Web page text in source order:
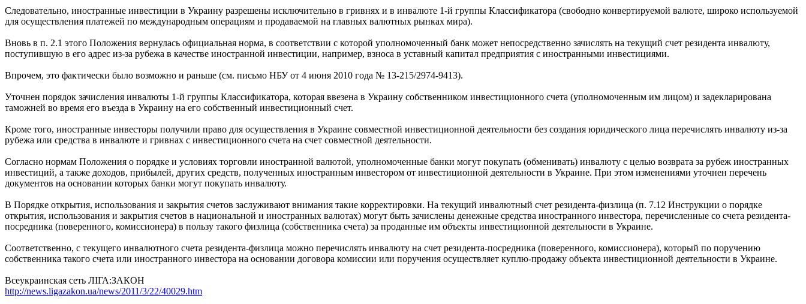
Следовательно, иностранные инвестиции в Украину разрешены исключительно в гривнях и в инвалюте 1-й группы Классификатора (свободно конвертируемой валюте, широко используемой
для осуществления платежей по международным операциям и продаваемой на главных валютных рынках мира).
Вновь в п. 2.1 этого Положения вернулась официальная норма, в соответствии с которой уполномоченный банк может непосредственно зачислять на текущий счет резидента инвалюту,
поступившую в его адрес из-за рубежа в качестве иностранной инвестиции, например, взноса в уставный капитал предприятия с иностранными инвестициями.
Впрочем, это фактически было возможно и раньше (см. письмо НБУ от 4 июня 2010 года № 13-215/2974-9413).
Уточнен порядок зачисления инвалюты 1-й группы Классификатора, которая ввезена в Украину собственником инвестиционного счета (уполномоченным им лицом) и задекларирована
таможней во время его въезда в Украину на его собственный инвестиционный счет.
Кроме того, иностранные инвесторы получили право для осуществления в Украине совместной инвестиционной деятельности без создания юридического лица перечислять инвалюту из-за
рубежа или средства в инвалюте и гривнах с инвестиционного счета на счет совместной деятельности.
Согласно нормам Положения о порядке и условиях торговли иностранной валютой, уполномоченные банки могут покупать (обменивать) инвалюту с целью возврата за рубеж иностранных
инвестиций, а также доходов, прибылей, других средств, полученных иностранным инвестором от инвестиционной деятельности в Украине. При этом изменениями уточнен перечень
документов на основании которых банки могут покупать инвалюту.
В Порядке открытия, использования и закрытия счетов заслуживают внимания такие корректировки. На текущий инвалютный счет резидента-физлица (п. 7.12 Инструкции о порядке
открытия, использования и закрытия счетов в национальной и иностранных валютах) могут быть зачислены денежные средства иностранного инвестора, перечисленные со счета резидента-
посредника (поверенного, комиссионера) в пользу такого физлица (собственника счета) за проданные им объекты инвестиционной деятельности в Украине.
Соответственно, с текущего инвалютного счета резидента-физлица можно перечислять инвалюту на счет резидента-посредника (поверенного, комиссионера), который по поручению
собственника такого счета или иностранного инвестора на основании договора комиссии или поручения осуществляет куплю-продажу объекта инвестиционной деятельности в Украине.
Всеукраинская сеть ЛІГА:ЗАКОН
http://news.ligazakon.ua/news/2011/3/22/40029.htm